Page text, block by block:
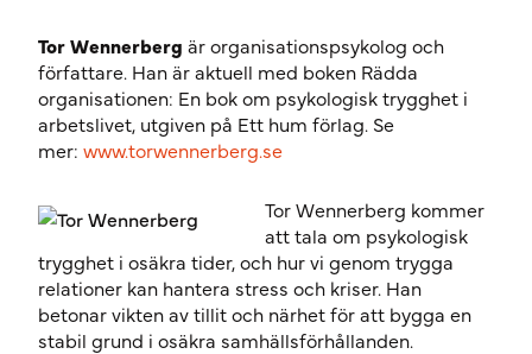
Tor Wennerberg är organisationspsykolog och
författare. Han är aktuell med boken Rädda
organisationen: En bok om psykologisk trygghet i
arbetslivet, utgiven på Ett hum förlag. Se
mer: www.torwennerberg.se
Tor Wennerberg kommer
att tala om psykologisk
trygghet i osäkra tider, och hur vi genom trygga
relationer kan hantera stress och kriser. Han
betonar vikten av tillit och närhet för att bygga en
stabil grund i osäkra samhällsförhållanden.